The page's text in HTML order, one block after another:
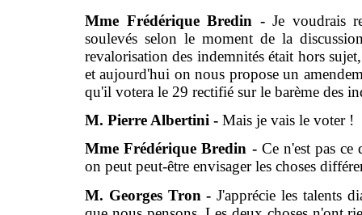
Mme Frédérique Bredin -Je voudrais
soulevés selon le moment de la
revalorisation des indemnités était hors
et aujourd'hui on nous propose un
qu'il votera le 29 rectifié sur le barème des
M. Pierre Albertini - Mais je vais le voter !
Mme Frédérique Bredin - Ce n'est pas
on peut peut-être envisager les choses
M. Georges Tron -J'apprécie les talents